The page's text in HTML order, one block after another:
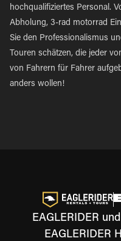
hochqualifiziertes Personal.
Abholung, 3-rad motorrad
Sie den Professionalismus
Touren schätzen, die jeder
von Fahrern für Fahrer
anders wollen!
EAGLERIDER
EAGLERIDER